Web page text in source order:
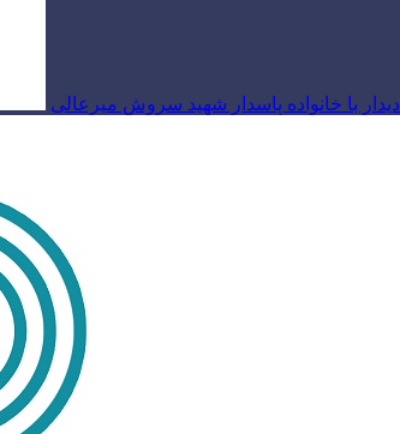
دیدار با خانواده پاسدار شهید سروش میرعالی